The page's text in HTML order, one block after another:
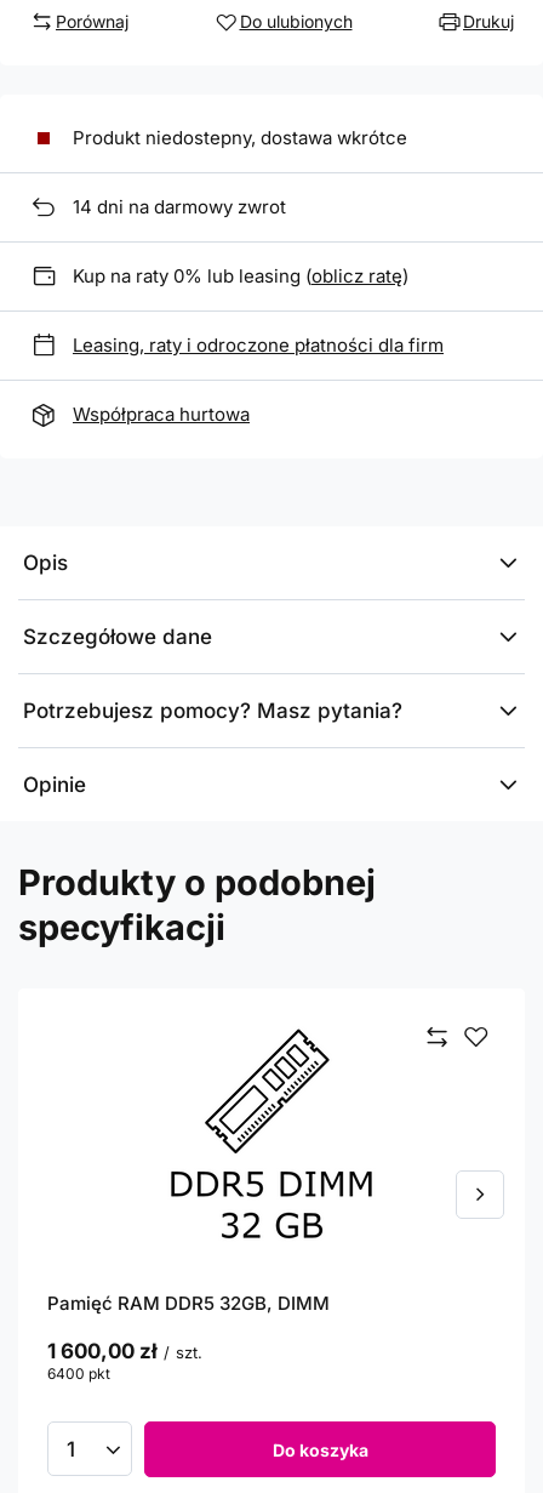
Porównaj Do ulubionych Drukuj
Produkt niedostepny, dostawa wkrótce
14 dni na darmowy zwrot
Kup na raty 0% lub leasing (oblicz ratę)
Leasing, raty i odroczone płatności dla firm
Współpraca hurtowa
Opis
Szczegółowe dane
Potrzebujesz pomocy? Masz pytania?
Opinie
Produkty o podobnej
specyfikacji
Pamięć RAM DDR5 32GB, DIMM
1 600,00 zł / szt.
6400 pkt
Do koszyka